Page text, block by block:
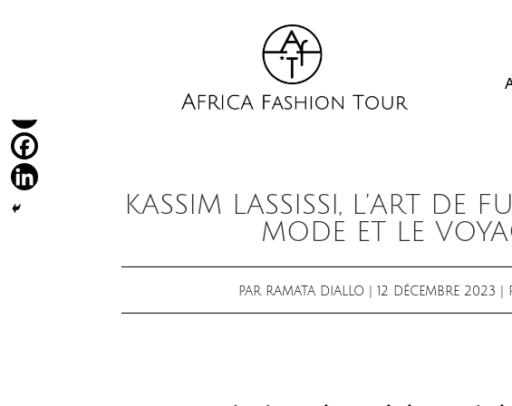
KASSIM LASSISSI, L’ART DE
MODE ET LE
PAR RAMATA DIALLO |12 DÉCEMBRE 2023